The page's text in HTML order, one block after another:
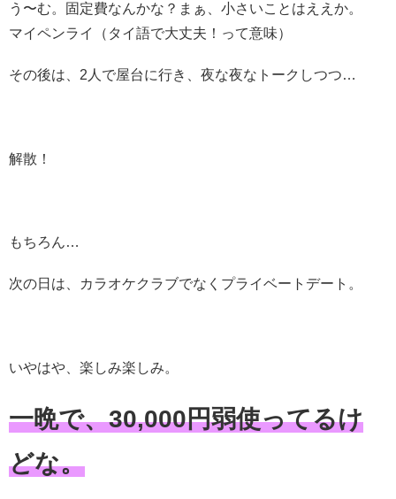
う〜む。固定費なんかな？まぁ、小さいことはええか。
マイペンライ（タイ語で大丈夫！って意味）
その後は、2人で屋台に行き、夜な夜なトークしつつ…
解散！
もちろん…
次の日は、カラオケクラブでなくプライベートデート。
いやはや、楽しみ楽しみ。
一晩で、30,000円弱使ってるけ
どな。